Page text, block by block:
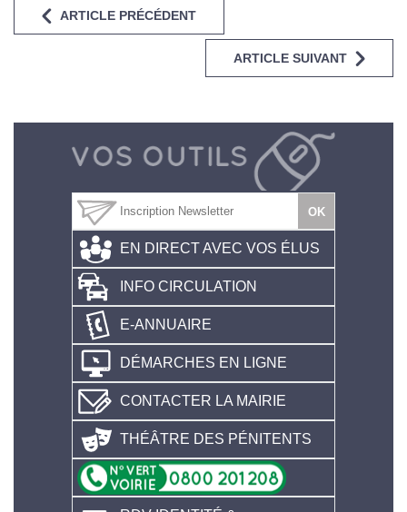
ARTICLE PRÉCÉDENT
ARTICLE SUIVANT
EN DIRECT AVEC VOS ÉLUS
INFO CIRCULATION
E-ANNUAIRE
DÉMARCHES EN LIGNE
CONTACTER LA MAIRIE
THÉÂTRE DES PÉNITENTS